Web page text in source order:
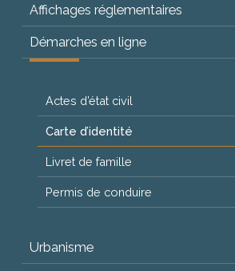
Affichages réglementaires
Démarches en ligne
Actes d’état civil
Carte d’identité
Livret de famille
Permis de conduire
Urbanisme